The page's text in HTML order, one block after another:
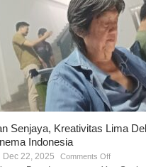
Senjaya, Kreativitas Lima
Indonesia
Dec 22, 2025 Comments Off